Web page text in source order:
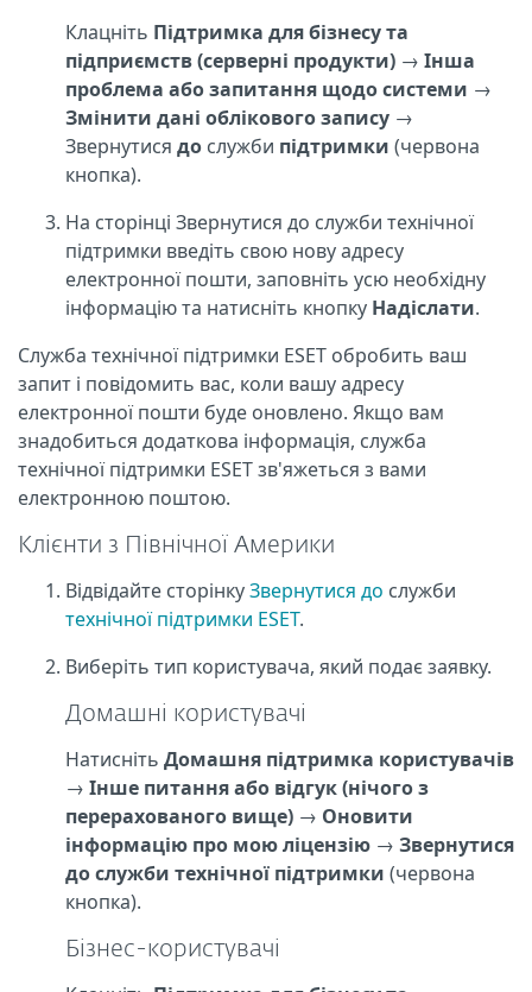
Клацніть Підтримка для бізнесу та
підприємств (серверні продукти) → Інша
проблема або запитання щодо системи →
Змінити дані облікового запису →
Звернутися до служби підтримки (червона
кнопка).
На сторінці Звернутися до служби технічної
підтримки введіть свою нову адресу
електронної пошти, заповніть усю необхідну
інформацію та натисніть кнопку Надіслати.
Служба технічної підтримки ESET обробить ваш
запит і повідомить вас, коли вашу адресу
електронної пошти буде оновлено. Якщо вам
знадобиться додаткова інформація, служба
технічної підтримки ESET зв'яжеться з вами
електронною поштою.
Клієнти з Північної Америки
Відвідайте сторінкуЗвернутися до служби
технічної підтримки ESET.
Виберіть тип користувача, який подає заявку.
Домашні користувачі
Натисніть Домашня підтримка користувачів
→ Інше питання або відгук (нічого з
перерахованого вище) → Оновити
інформацію про мою ліцензію → Звернутися
до служби технічної підтримки (червона
кнопка).
Бізнес-користувачі